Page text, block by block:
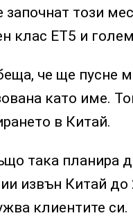
започнат този
клас ET5 и
че ще пусне
като име.
в Китай.
така планира
извън Китай до
клиентите си.